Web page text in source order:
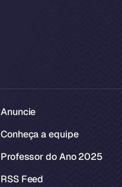
Anuncie
Conheça a equipe
Professor do Ano 2025
RSS Feed